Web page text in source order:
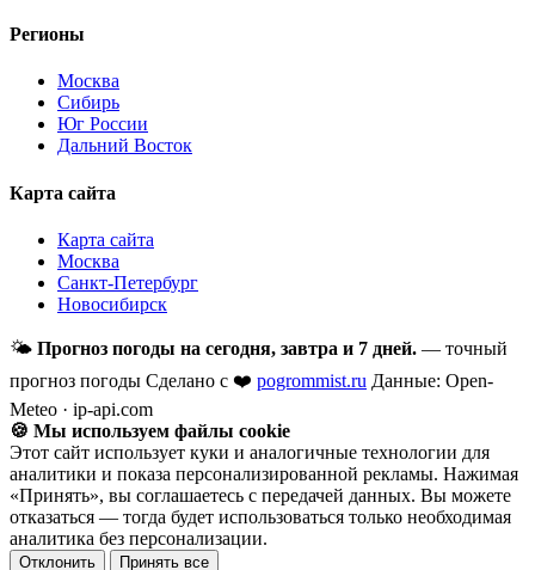
Регионы
Москва
Сибирь
Юг России
Дальний Восток
Карта сайта
Карта сайта
Москва
Санкт-Петербург
Новосибирск
🌤 Прогноз погоды на сегодня, завтра и 7 дней. — точный
прогноз погоды Сделано с ❤️ pogrommist.ru Данные: Open-
Meteo · ip-api.com
🍪 Мы используем файлы cookie
Этот сайт использует куки и аналогичные технологии для
аналитики и показа персонализированной рекламы. Нажимая
«Принять», вы соглашаетесь с передачей данных. Вы можете
отказаться — тогда будет использоваться только необходимая
аналитика без персонализации.
Отклонить Принять все